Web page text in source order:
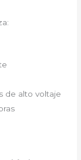
de alto voltaje